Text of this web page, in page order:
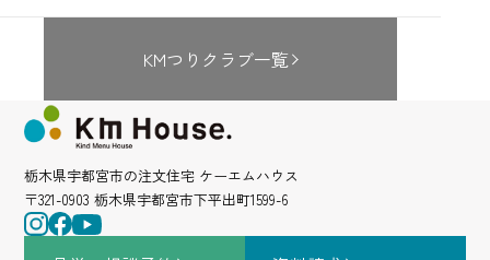
KMつりクラブ一覧
栃木県宇都宮市の注文住宅 ケーエムハウス
〒321-0903 栃木県宇都宮市下平出町1599-6